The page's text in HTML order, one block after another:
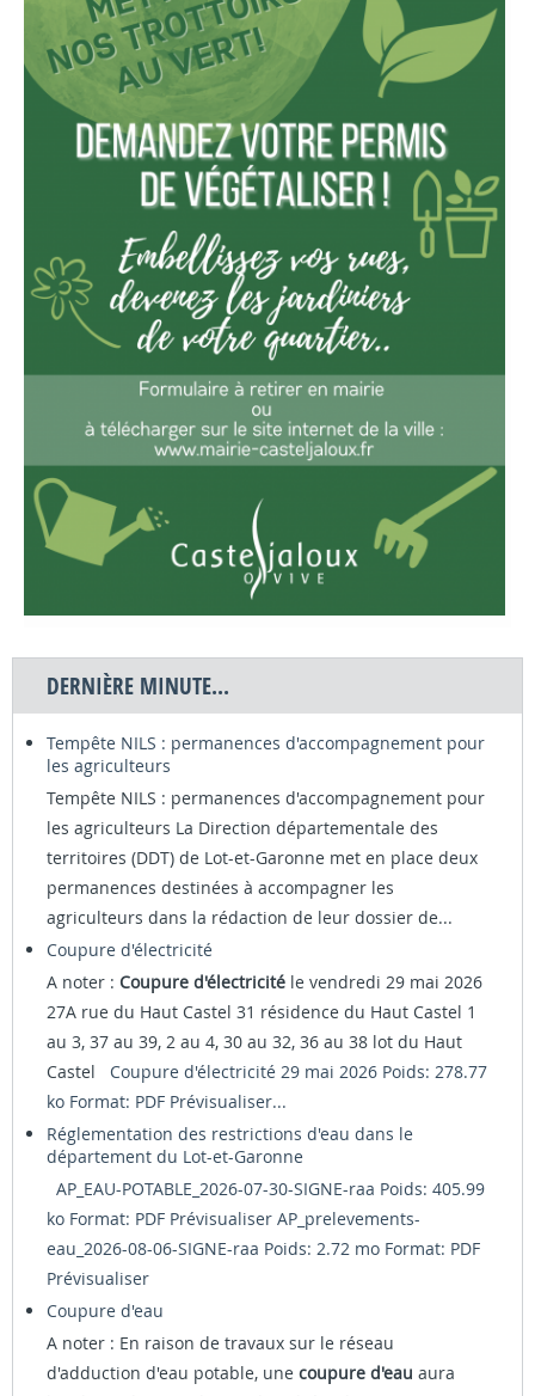
DERNIÈRE MINUTE...
Tempête NILS : permanences d'accompagnement pour
les agriculteurs
Tempête NILS : permanences d'accompagnement pour
les agriculteurs La Direction départementale des
territoires (DDT) de Lot-et-Garonne met en place deux
permanences destinées à accompagner les
agriculteurs dans la rédaction de leur dossier de...
Coupure d'électricité
A noter : Coupure d'électricité le vendredi 29 mai 2026
27A rue du Haut Castel 31 résidence du Haut Castel 1
au 3, 37 au 39, 2 au 4, 30 au 32, 36 au 38 lot du Haut
Castel Coupure d'électricité 29 mai 2026 Poids: 278.77
ko Format: PDF Prévisualiser...
Réglementation des restrictions d'eau dans le
département du Lot-et-Garonne
AP_EAU-POTABLE_2026-07-30-SIGNE-raa Poids: 405.99
ko Format: PDF Prévisualiser AP_prelevements-
eau_2026-08-06-SIGNE-raa Poids: 2.72 mo Format: PDF
Prévisualiser
Coupure d'eau
A noter : En raison de travaux sur le réseau
d'adduction d'eau potable, une coupure d'eau aura